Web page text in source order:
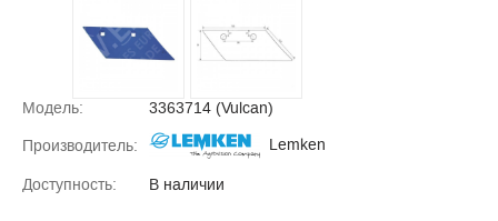
Модель: 3363714 (Vulcan)
Производитель: Lemken
Доступность: В наличии